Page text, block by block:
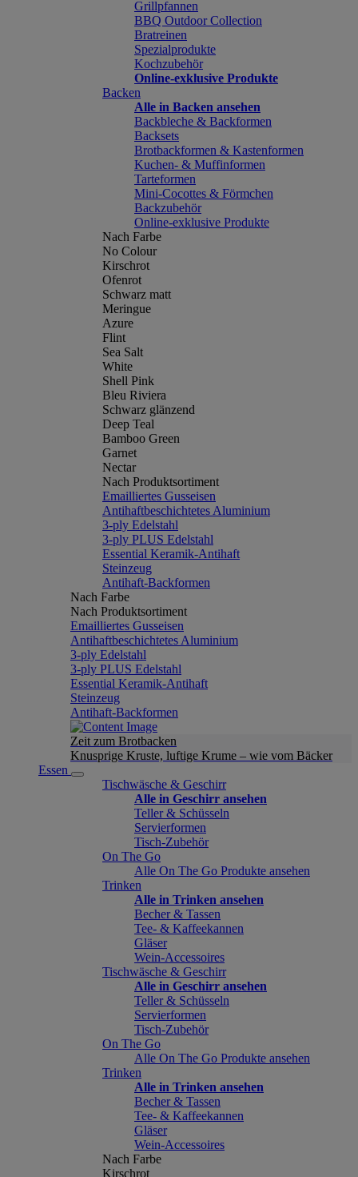
Grillpfannen
BBQ Outdoor Collection
Bratreinen
Spezialprodukte
Kochzubehör
Online-exklusive Produkte
Backen
Alle in Backen ansehen
Backbleche & Backformen
Backsets
Brotbackformen & Kastenformen
Kuchen- & Muffinformen
Tarteformen
Mini-Cocottes & Förmchen
Backzubehör
Online-exklusive Produkte
Nach Farbe
No Colour
Kirschrot
Ofenrot
Schwarz matt
Meringue
Azure
Flint
Sea Salt
White
Shell Pink
Bleu Riviera
Schwarz glänzend
Deep Teal
Bamboo Green
Garnet
Nectar
Nach Produktsortiment
Emailliertes Gusseisen
Antihaftbeschichtetes Aluminium
3-ply Edelstahl
3-ply PLUS Edelstahl
Essential Keramik-Antihaft
Steinzeug
Antihaft-Backformen
Nach Farbe
Nach Produktsortiment
Emailliertes Gusseisen
Antihaftbeschichtetes Aluminium
3-ply Edelstahl
3-ply PLUS Edelstahl
Essential Keramik-Antihaft
Steinzeug
Antihaft-Backformen
Zeit zum Brotbacken
Knusprige Kruste, luftige Krume – wie vom Bäcker
Essen
Tischwäsche & Geschirr
Alle in Geschirr ansehen
Teller & Schüsseln
Servierformen
Tisch-Zubehör
On The Go
Alle On The Go Produkte ansehen
Trinken
Alle in Trinken ansehen
Becher & Tassen
Tee- & Kaffeekannen
Gläser
Wein-Accessoires
Tischwäsche & Geschirr
Alle in Geschirr ansehen
Teller & Schüsseln
Servierformen
Tisch-Zubehör
On The Go
Alle On The Go Produkte ansehen
Trinken
Alle in Trinken ansehen
Becher & Tassen
Tee- & Kaffeekannen
Gläser
Wein-Accessoires
Nach Farbe
Kirschrot